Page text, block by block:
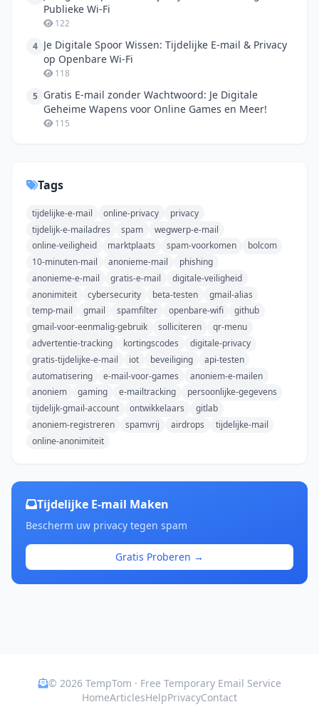
Publieke Wi-Fi
122
4 Je Digitale Spoor Wissen: Tijdelijke E-mail & Privacy
op Openbare Wi-Fi
118
5 Gratis E-mail zonder Wachtwoord: Je Digitale
Geheime Wapens voor Online Games en Meer!
115
Tags
tijdelijke-e-mail online-privacy
privacy
tijdelijk-e-mailadres
spam
wegwerp-e-mail
online-veiligheid
marktplaats spam-voorkomen
bolcom
10-minuten-mail
anonieme-mail
phishing
anonieme-e-mail
gratis-e-mail
digitale-veiligheid
anonimiteit
cybersecurity beta-testen
gmail-alias
temp-mail
gmail spamfilter openbare-wifi
github
gmail-voor-eenmalig-gebruik
solliciteren
qr-menu
advertentie-tracking
kortingscodes
digitale-privacy
gratis-tijdelijke-e-mail
iot beveiliging
api-testen
automatisering
e-mail-voor-games
anoniem-e-mailen
anoniem
gaming e-mailtracking
persoonlijke-gegevens
tijdelijk-gmail-account
ontwikkelaars
gitlab
anoniem-registreren
spamvrij airdrops
tijdelijke-mail
online-anonimiteit
Tijdelijke E-mail Maken
Bescherm uw privacy tegen spam
Gratis Proberen →
© 2026 TempTom · Free Temporary Email Service
HomeArticlesHelpPrivacyContact